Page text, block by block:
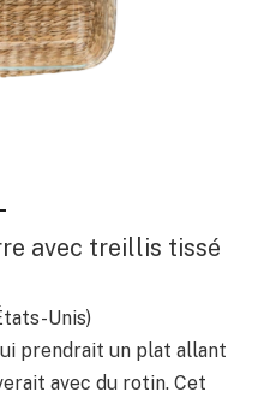
avec treillis tissé
Unis)
prendrait un plat allant
avec du rotin. Cet